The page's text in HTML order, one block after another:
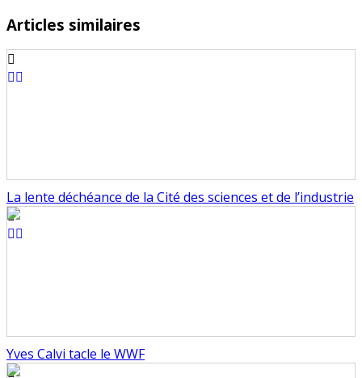
Articles similaires
La lente déchéance de la Cité des sciences et de l’industrie
Yves Calvi tacle le WWF